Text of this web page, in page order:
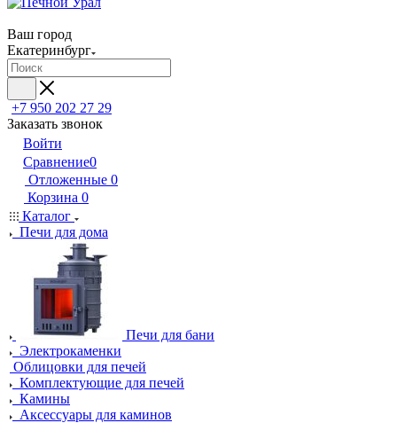
Ваш город
Екатеринбург
+7 950 202 27 29
Заказать звонок
Войти
Сравнение0
Отложенные 0
Корзина 0
Каталог
Печи для дома
Печи для бани
Электрокаменки
Облицовки для печей
Комплектующие для печей
Камины
Аксессуары для каминов